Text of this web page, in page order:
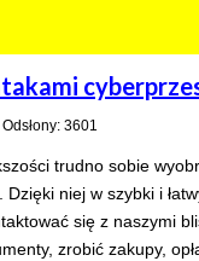
Odsłony: 3601
trudno sobie
Dzięki niej w szybki i
się z naszymi
zrobić zakupy,